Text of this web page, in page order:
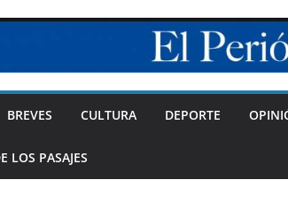
BREVES CULTURA DEPORTE
LOS PASAJES